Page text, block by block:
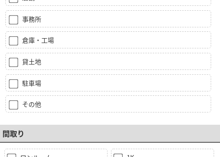
事務所
倉庫・工場
貸土地
駐車場
その他
間取り